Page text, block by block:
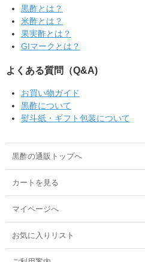
黒酢とは？
米酢とは？
果実酢とは？
GIマークとは？
よくある質問（Q&A)
お買い物ガイド
黒酢について
熨斗紙・ギフト包装について
黒酢の通販トップへ
カートを見る
マイページへ
お気に入りリスト